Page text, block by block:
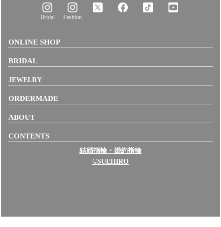
Bridal Fashion
ONLINE SHOP
BRIDAL
JEWELRY
ORDERMADE
ABOUT
CONTENTS
結婚指輪・婚約指輪
©SUEHIRO